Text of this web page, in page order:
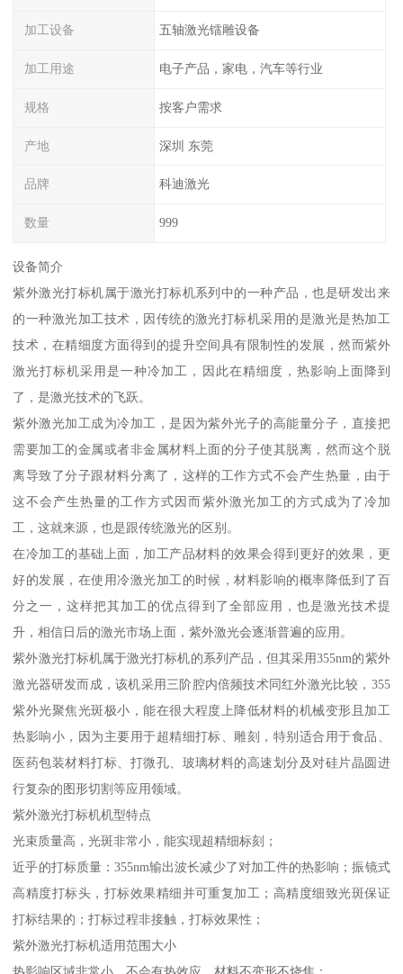
加工设备 五轴激光镭雕设备
加工用途 电子产品，家电，汽车等行业
规格 按客户需求
产地 深圳 东莞
品牌 科迪激光
数量 999
设备简介
紫外激光打标机属于激光打标机系列中的一种产品，也是研发出来
的一种激光加工技术，因传统的激光打标机采用的是激光是热加工
技术，在精细度方面得到的提升空间具有限制性的发展，然而紫外
激光打标机采用是一种冷加工，因此在精细度，热影响上面降到
了，是激光技术的飞跃。
紫外激光加工成为冷加工，是因为紫外光子的高能量分子，直接把
需要加工的金属或者非金属材料上面的分子使其脱离，然而这个脱
离导致了分子跟材料分离了，这样的工作方式不会产生热量，由于
这不会产生热量的工作方式因而紫外激光加工的方式成为了冷加
工，这就来源，也是跟传统激光的区别。
在冷加工的基础上面，加工产品材料的效果会得到更好的效果，更
好的发展，在使用冷激光加工的时候，材料影响的概率降低到了百
分之一，这样把其加工的优点得到了全部应用，也是激光技术提
升，相信日后的激光市场上面，紫外激光会逐渐普遍的应用。
紫外激光打标机属于激光打标机的系列产品，但其采用355nm的紫外
激光器研发而成，该机采用三阶腔内倍频技术同红外激光比较，355
紫外光聚焦光斑极小，能在很大程度上降低材料的机械变形且加工
热影响小，因为主要用于超精细打标、雕刻，特别适合用于食品、
医药包装材料打标、打微孔、玻璃材料的高速划分及对硅片晶圆进
行复杂的图形切割等应用领域。
紫外激光打标机机型特点
光束质量高，光斑非常小，能实现超精细标刻；
近乎的打标质量：355nm输出波长减少了对加工件的热影响；振镜式
高精度打标头，打标效果精细并可重复加工；高精度细致光斑保证
打标结果的；打标过程非接触，打标效果性；
紫外激光打标机适用范围大小